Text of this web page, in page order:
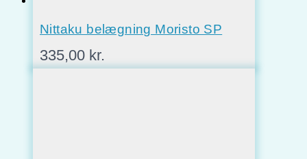
Nittaku belægning Moristo SP
335,00 kr.